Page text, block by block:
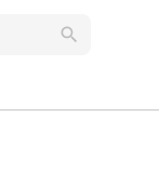
search